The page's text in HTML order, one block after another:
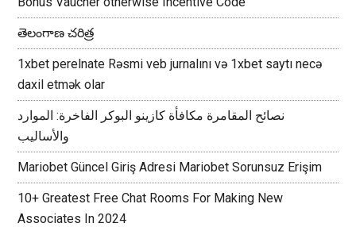
తెలంగాణ చరిత్ర
1xbet perelnate Rəsmi veb jurnalını və 1xbet saytı necə
daxil etmək olar
نصائح المقامرة مكافأة كازينو البوكر الفاخرة: الموارد
والأساليب
Mariobet Güncel Giriş Adresi Mariobet Sorunsuz Erişim
10+ Greatest Free Chat Rooms For Making New
Associates In 2024